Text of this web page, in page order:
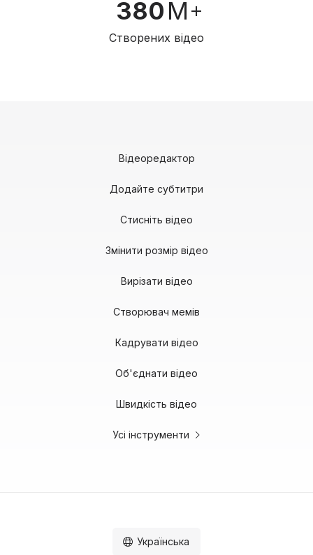
380M
Створених відео
Відеоредактор
Додайте субтитри
Стисніть відео
Змінити розмір відео
Вирізати відео
Створювач мемів
Кадрувати відео
Об'єднати відео
Швидкість відео
Усі інструменти
Українська